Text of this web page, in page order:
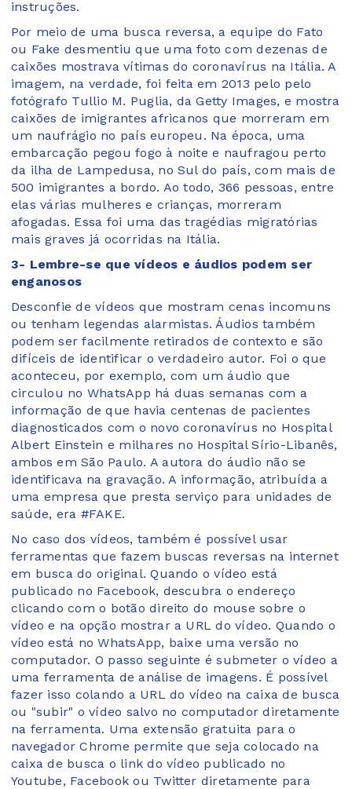
instruções.
Por meio de uma busca reversa, a equipe do Fato
ou Fake desmentiu que uma foto com dezenas de
caixões mostrava vítimas do coronavírus na Itália. A
imagem, na verdade, foi feita em 2013 pelo pelo
fotógrafo Tullio M. Puglia, da Getty Images, e mostra
caixões de imigrantes africanos que morreram em
um naufrágio no país europeu. Na época, uma
embarcação pegou fogo à noite e naufragou perto
da ilha de Lampedusa, no Sul do país, com mais de
500 imigrantes a bordo. Ao todo, 366 pessoas, entre
elas várias mulheres e crianças, morreram
afogadas. Essa foi uma das tragédias migratórias
mais graves já ocorridas na Itália.
3- Lembre-se que vídeos e áudios podem ser
enganosos
Desconfie de vídeos que mostram cenas incomuns
ou tenham legendas alarmistas. Áudios também
podem ser facilmente retirados de contexto e são
difíceis de identificar o verdadeiro autor. Foi o que
aconteceu, por exemplo, com um áudio que
circulou no WhatsApp há duas semanas com a
informação de que havia centenas de pacientes
diagnosticados com o novo coronavírus no Hospital
Albert Einstein e milhares no Hospital Sírio-Libanês,
ambos em São Paulo. A autora do áudio não se
identificava na gravação. A informação, atribuída a
uma empresa que presta serviço para unidades de
saúde, era #FAKE.
No caso dos vídeos, também é possível usar
ferramentas que fazem buscas reversas na internet
em busca do original. Quando o vídeo está
publicado no Facebook, descubra o endereço
clicando com o botão direito do mouse sobre o
vídeo e na opção mostrar a URL do vídeo. Quando o
vídeo está no WhatsApp, baixe uma versão no
computador. O passo seguinte é submeter o vídeo a
uma ferramenta de análise de imagens. É possível
fazer isso colando a URL do vídeo na caixa de busca
ou "subir" o vídeo salvo no computador diretamente
na ferramenta. Uma extensão gratuita para o
navegador Chrome permite que seja colocado na
caixa de busca o link do vídeo publicado no
Youtube, Facebook ou Twitter diretamente para